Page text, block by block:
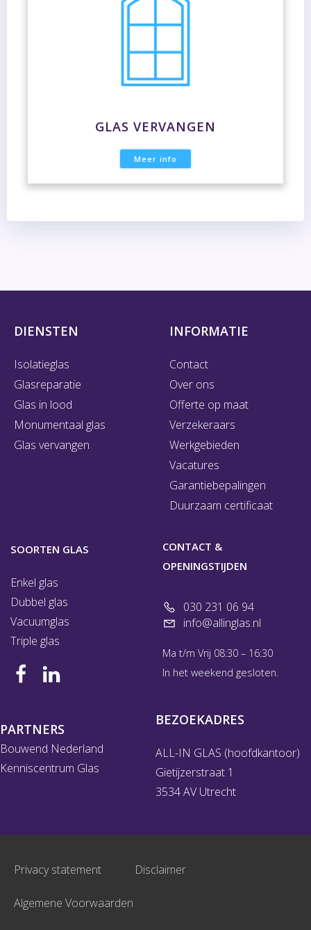
GLAS VERVANGEN
Meer info
DIENSTEN
Isolatieglas
Glasreparatie
Glas in lood
Monumentaal glas
Glas vervangen
INFORMATIE
Contact
Over ons
Offerte op maat
Verzekeraars
Werkgebieden
Vacatures
Garantiebepalingen
Duurzaam certificaat
SOORTEN GLAS
Enkel glas
Dubbel glas
Vacuumglas
Triple glas
CONTACT &
OPENINGSTIJDEN
030 231 06 94
info@allinglas.nl
Ma t/m Vrij 08:30 – 16:30
In het weekend gesloten.
PARTNERS
Bouwend Nederland
Kenniscentrum Glas
BEZOEKADRES
ALL-IN GLAS (hoofdkantoor)
Gietijzerstraat 1
3534 AV Utrecht
Privacy statement Disclaimer
Algemene Voorwaarden